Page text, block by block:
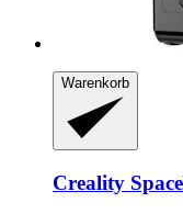
Warenkorb
Creality